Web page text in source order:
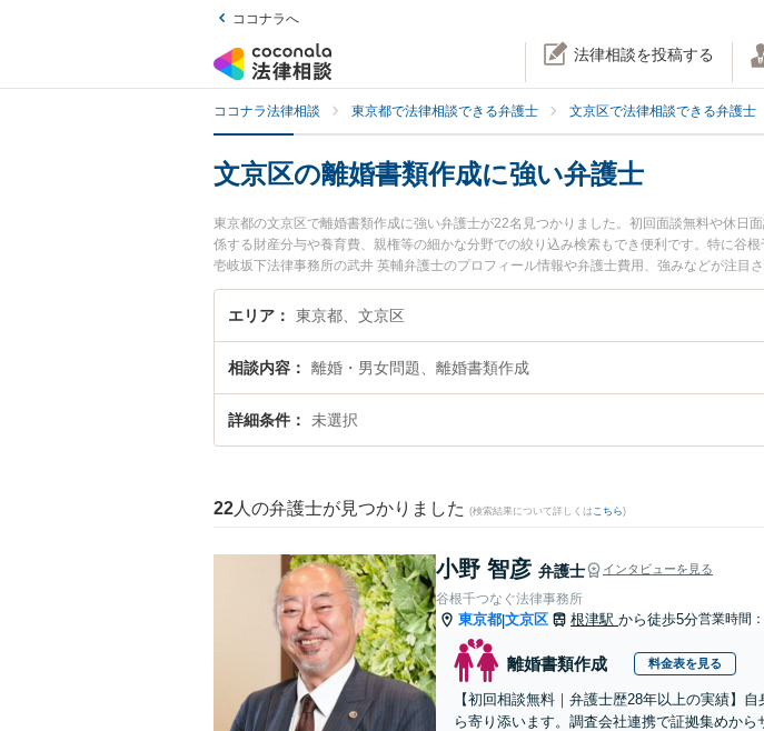
ココナラへ
法律相談を投稿する
ココナラ法律相談 東京都で法律相談できる弁護士 文京区で法律相談できる弁護士
文京区の離婚書類作成に強い弁護士
東京都の文京区で離婚書類作成に強い弁護士が22名見つかりました。初回面談無料や休日
係する財産分与や養育費、親権等の細かな分野での絞り込み検索もでき便利です。特に谷
壱岐坂下法律事務所の武井 英輔弁護士のプロフィール情報や弁護士費用、強みなどが注
護士に相談したい』『離婚書類作成のトラブル解決の実績豊富な近くの弁護士を検索した
い』などでお困りの相談者さんにおすすめです。
エリア 東京都、文京区
相談内容 離婚・男女問題、離婚書類作成
詳細条件 未選択
22 人の弁護士が見つかりました (検索結果について詳しくは こちら)
小野 智彦 弁護士 インタビューを見る
谷根千つなぐ法律事務所
東京都|文京区 根津駅 から徒歩5分営業時間
離婚書類作成 料金表を見る
【初回相談無料｜弁護士歴28年以上の実績】
ら寄り添います。調査会社連携で証拠集めか